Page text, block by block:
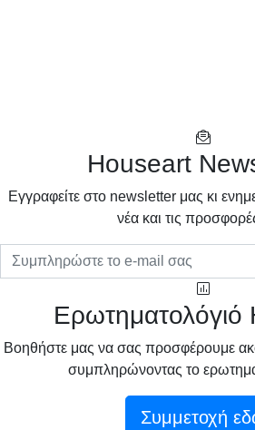
Houseart
Eγγραφείτε στο newsletter μας κι
νέα και τις
Ερωτηματολόγιό
Βοηθήστε μας να σας προσφέρουμε
συμπληρώνοντας το
Συμμετοχή